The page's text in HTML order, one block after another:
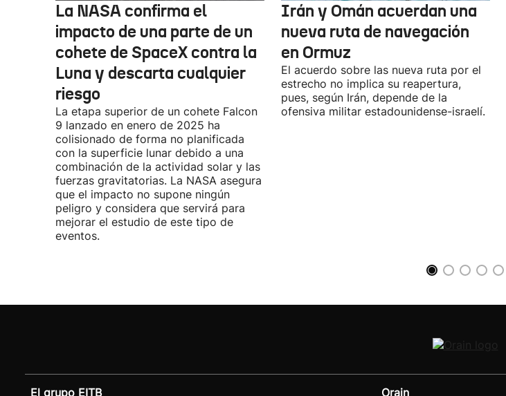
La NASA confirma el
impacto de una parte de un
cohete de SpaceX contra la
Luna y descarta cualquier
riesgo
La etapa superior de un cohete Falcon
9 lanzado en enero de 2025 ha
colisionado de forma no planificada
con la superficie lunar debido a una
combinación de la actividad solar y las
fuerzas gravitatorias. La NASA asegura
que el impacto no supone ningún
peligro y considera que servirá para
mejorar el estudio de este tipo de
eventos.
Irán y Omán acuerdan una
nueva ruta de navegación
en Ormuz
El acuerdo sobre las nueva ruta por el
estrecho no implica su reapertura,
pues, según Irán, depende de la
ofensiva militar estadounidense-israelí.
El grupo EITB Orain